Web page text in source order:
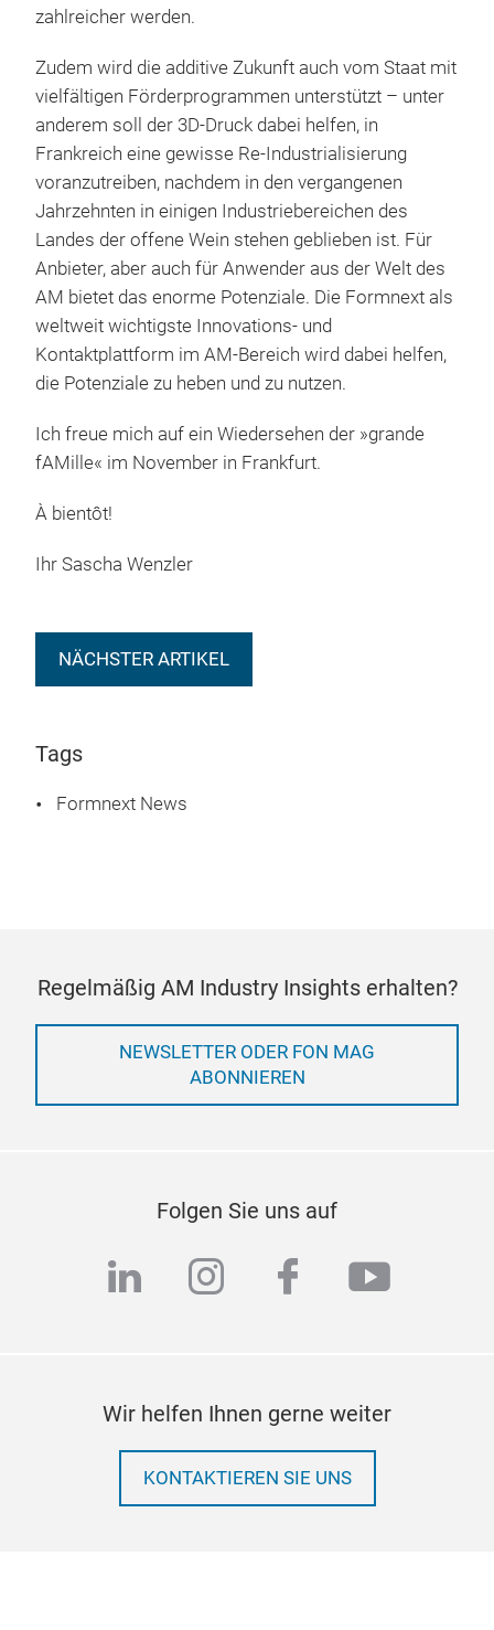
zahlreicher werden.
Zudem wird die additive Zukunft auch vom Staat mit
vielfältigen Förderprogrammen unterstützt – unter
anderem soll der 3D-Druck dabei helfen, in
Frankreich eine gewisse Re-Industrialisierung
voranzutreiben, nachdem in den vergangenen
Jahrzehnten in einigen Industriebereichen des
Landes der offene Wein stehen geblieben ist. Für
Anbieter, aber auch für Anwender aus der Welt des
AM bietet das enorme Potenziale. Die Formnext als
weltweit wichtigste Innovations- und
Kontaktplattform im AM-Bereich wird dabei helfen,
die Potenziale zu heben und zu nutzen.
Ich freue mich auf ein Wiedersehen der »grande
fAMille« im November in Frankfurt.
À bientôt!
Ihr Sascha Wenzler
NÄCHSTER ARTIKEL
Tags
Formnext News
Regelmäßig AM Industry Insights erhalten?
NEWSLETTER ODER FON MAG
ABONNIEREN
Folgen Sie uns auf
linkedininstagram
facebook
Wir helfen Ihnen gerne weiter
KONTAKTIEREN SIE UNS